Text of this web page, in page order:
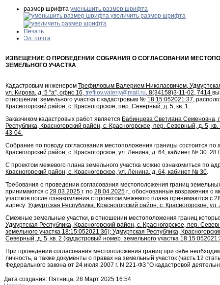
размер шрифта уменьшить размер шрифта
увеличить размер шрифта
Печать
Эл. почта
ИЗВЕЩЕНИЕ О ПРОВЕДЕНИИ СОБРАНИЯ О СОГЛАСОВАНИИ
ЗЕМЕЛЬНОГО УЧАСТКА
Кадастровым инженером Трефиловым Валерием Николаевичем,
ул. Кирова, д. 5 "а", офис 16, trefilov.valeriy@mail.ru, 8(34158)3-11-02, 7414
отношении: земельного участка с кадастровым № 18:15:052021:37,
Красногорский район, с. Красногорское, пер. Северный, д. 5, кв. 1.
Заказчиком кадастровых работ является Бабинцева Светлана Семеновна,
Республика, Красногорский район, с. Красногорское, пер. Северный, д. 5,
43-04.
Собрание по поводу согласования местоположения границы состоится по
Красногорский район, с. Красногорское, ул. Ленина, д. 64, кабинет № 30
С проектом межевого плана земельного участка можно ознакомиться по
Красногорский район, с. Красногорское, ул. Ленина, д. 64, кабинет № 30.
Требования о проведении согласования местоположения границ
принимаются с 28.03.2025 г. по 28.04.2025 г., обоснованные возражения о
участков после ознакомления с проектом межевого плана принимаются с
адресу: Удмуртская Республика, Красногорский район, с. Красногорское,
Смежные земельные участки, в отношении местоположения границ
Удмуртская Республика, Красногорский район, с. Красногорское, пер.
земельного участка 18:15:052021:36); Удмуртская Республика,
Северный, д. 5, кв. 2 (кадастровый номер земельного участка
При проведении согласования местоположения границ при себе
личность, а также документы о правах на земельный участок (часть 12
Федерального закона от 24 июля 2007 г. N 221-ФЗ "О кадастровой
Дата создания: Пятница, 28 Март 2025 16:54